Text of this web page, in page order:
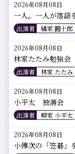
2026年08月08日
一人。一人が落
出演者 橘家 圓十郎
2026年08月08日
林家たたみ勉強会
出演者 林家 たたみ
2026年08月08日
小平太 独演会
出演者 柳家 小平太
2026年08月08日
小傳次の「笠碁」